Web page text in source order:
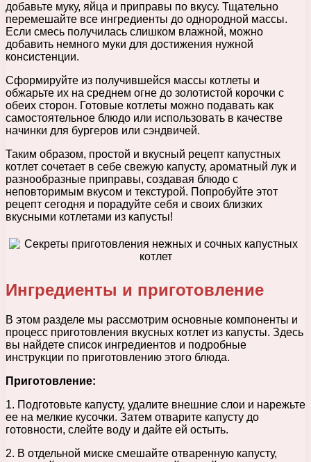
добавьте муку, яйца и приправы по вкусу. Тщательно
перемешайте все ингредиенты до однородной массы.
Если смесь получилась слишком влажной, можно
добавить немного муки для достижения нужной
консистенции.
Сформируйте из получившейся массы котлеты и
обжарьте их на среднем огне до золотистой корочки с
обеих сторон. Готовые котлеты можно подавать как
самостоятельное блюдо или использовать в качестве
начинки для бургеров или сэндвичей.
Таким образом, простой и вкусный рецепт капустных
котлет сочетает в себе свежую капусту, ароматный лук и
разнообразные приправы, создавая блюдо с
неповторимым вкусом и текстурой. Попробуйте этот
рецепт сегодня и порадуйте себя и своих близких
вкусными котлетами из капусты!
Ингредиенты и приготовление
В этом разделе мы рассмотрим основные компоненты и
процесс приготовления вкусных котлет из капусты. Здесь
вы найдете список ингредиентов и подробные
инструкции по приготовлению этого блюда.
Приготовление:
1. Подготовьте капусту, удалите внешние слои и нарежьте
ее на мелкие кусочки. Затем отварите капусту до
готовности, слейте воду и дайте ей остыть.
2. В отдельной миске смешайте отваренную капусту,